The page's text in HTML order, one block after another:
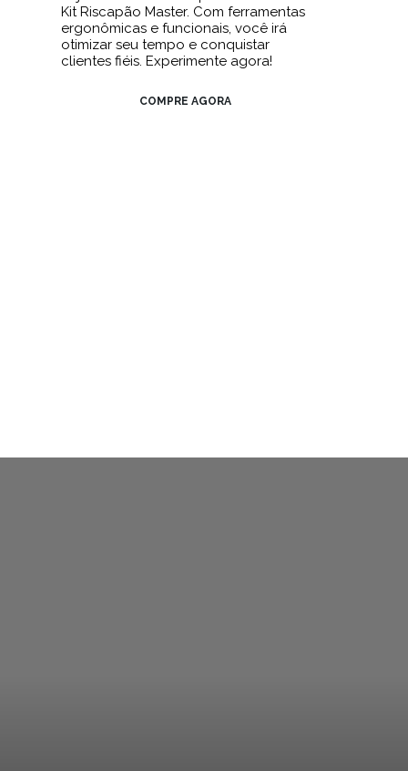
Kit Riscapão Master. Com ferramentas
ergonômicas e funcionais, você irá
otimizar seu tempo e conquistar
clientes fiéis. Experimente agora!
COMPRE AGORA